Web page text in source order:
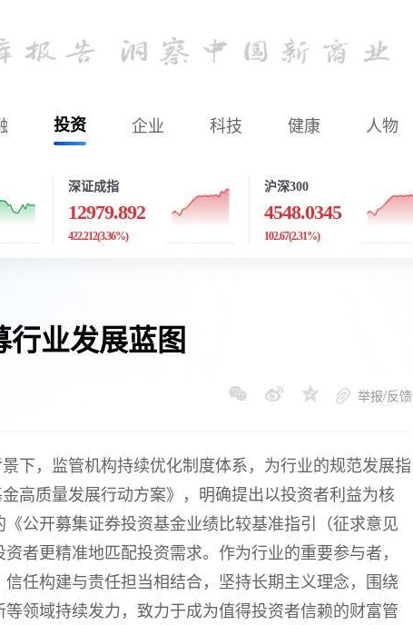
投资 企业 科技 健康 人物
深证成指
12979.892
422.212(3.36%)
沪深300
4548.0345
102.67(2.31%)
业发展蓝图
举报/反馈
下，监管机构持续优化制度体系，为行业的规范发展指
高质量发展行动方案》，明确提出以投资者利益为核
公开募集证券投资基金业绩比较基准指引（征求意见
者更精准地匹配投资需求。作为行业的重要参与者，
任构建与责任担当相结合，坚持长期主义理念，围绕
领域持续发力，致力于成为值得投资者信赖的财富管